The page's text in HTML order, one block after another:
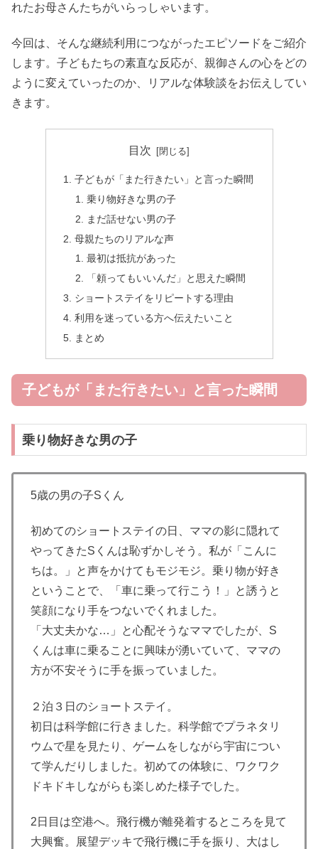
れたお母さんたちがいらっしゃいます。
今回は、そんな継続利用につながったエピソードをご紹介
します。子どもたちの素直な反応が、親御さんの心をどの
ように変えていったのか、リアルな体験談をお伝えしてい
きます。
目次
子どもが「また行きたい」と言った瞬間
乗り物好きな男の子
まだ話せない男の子
母親たちのリアルな声
最初は抵抗があった
「頼ってもいいんだ」と思えた瞬間
ショートステイをリピートする理由
利用を迷っている方へ伝えたいこと
まとめ
子どもが「また行きたい」と言った瞬間
乗り物好きな男の子
5歳の男の子Sくん
初めてのショートステイの日、ママの影に隠れて
やってきたSくんは恥ずかしそう。私が「こんに
ちは。」と声をかけてもモジモジ。乗り物が好き
ということで、「車に乗って行こう！」と誘うと
笑顔になり手をつないでくれました。
「大丈夫かな…」と心配そうなママでしたが、S
くんは車に乗ることに興味が湧いていて、ママの
方が不安そうに手を振っていました。
２泊３日のショートステイ。
初日は科学館に行きました。科学館でプラネタリ
ウムで星を見たり、ゲームをしながら宇宙につい
て学んだりしました。初めての体験に、ワクワク
ドキドキしながらも楽しめた様子でした。
2日目は空港へ。飛行機が離発着するところを見て
大興奮。展望デッキで飛行機に手を振り、大はし